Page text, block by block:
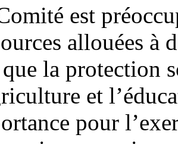
est
allouées à
la protection
et
pour